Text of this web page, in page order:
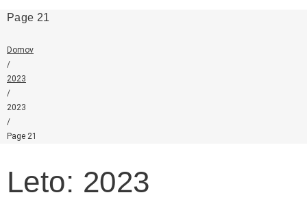
Page 21
Domov
/
2023
/
2023
/
Page 21
Leto: 2023